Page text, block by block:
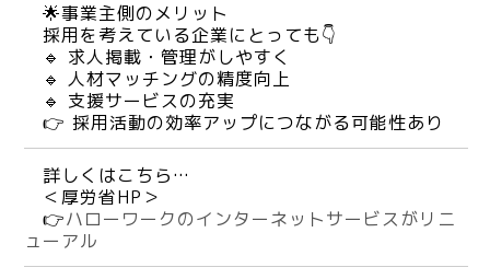
🌟事業主側のメリット
採用を考えている企業にとっても👇
🔹 求人掲載・管理がしやすく
🔹 人材マッチングの精度向上
🔹 支援サービスの充実
👉 採用活動の効率アップにつながる可能性あり
詳しくはこちら…
＜厚労省HP＞
👉ハローワークのインターネットサービスがリニ
ューアル